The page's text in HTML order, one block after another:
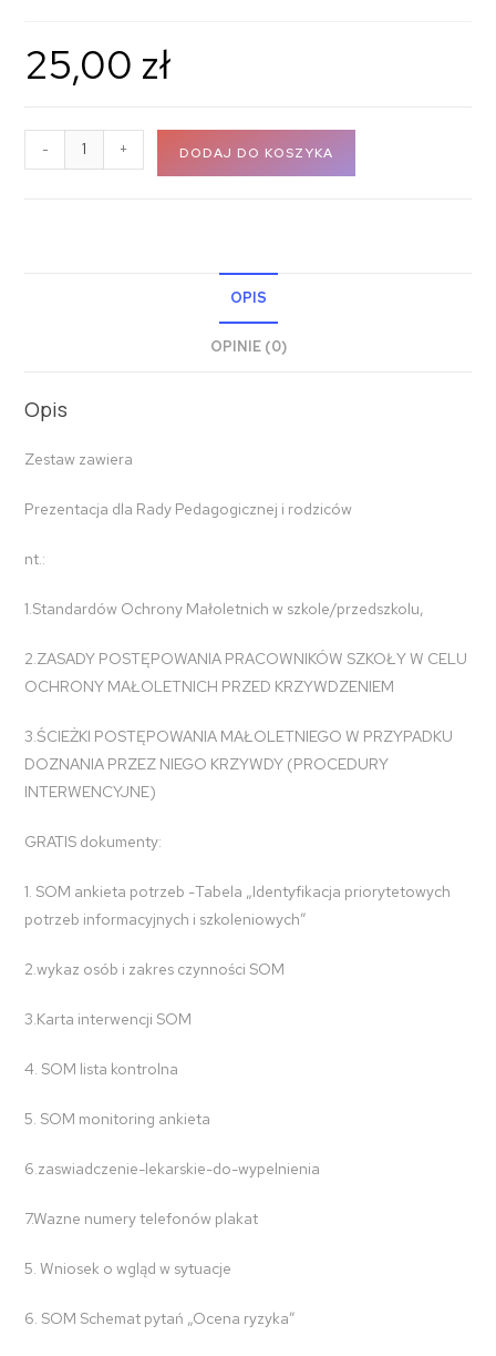
25,00 zł
- + DODAJ DO KOSZYKA
OPIS
OPINIE (0)
Opis
Zestaw zawiera
Prezentacja dla Rady Pedagogicznej i rodziców
nt.:
1.Standardów Ochrony Małoletnich w szkole/przedszkolu,
2.ZASADY POSTĘPOWANIA PRACOWNIKÓW SZKOŁY W CELU
OCHRONY MAŁOLETNICH PRZED KRZYWDZENIEM
3.ŚCIEŻKI POSTĘPOWANIA MAŁOLETNIEGO W PRZYPADKU
DOZNANIA PRZEZ NIEGO KRZYWDY (PROCEDURY
INTERWENCYJNE)
GRATIS dokumenty:
1. SOM ankieta potrzeb -Tabela „Identyfikacja priorytetowych
potrzeb informacyjnych i szkoleniowych”
2.wykaz osób i zakres czynności SOM
3.Karta interwencji SOM
4. SOM lista kontrolna
5. SOM monitoring ankieta
6.zaswiadczenie-lekarskie-do-wypelnienia
7.Wazne numery telefonów plakat
5. Wniosek o wgląd w sytuacje
6. SOM Schemat pytań „Ocena ryzyka”